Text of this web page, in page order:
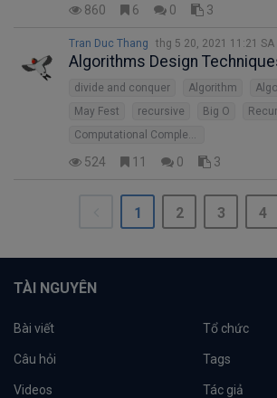
860 6 0 3
Tran Duc Thang thg 5 20, 2021 11:21 SA
Algorithms Design
divide and conquer Algorithm
May Fest
recursive Big O
Computational Complexity
524 11 0 3
1 2 3 4
TÀI NGUYÊN
Bài viết Tổ chức
Câu hỏi Tags
Videos Tác giả